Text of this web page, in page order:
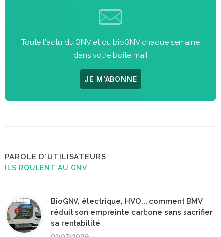
Toute l'actu du GNV et du bioGNV chaque semaine
dans votre boite mail
JE M'ABONNE
PAROLE D'UTILISATEURS
ILS ROULENT AU GNV
BioGNV, électrique, HVO... comment BMV
réduit son empreinte carbone sans sacrifier
sa rentabilité